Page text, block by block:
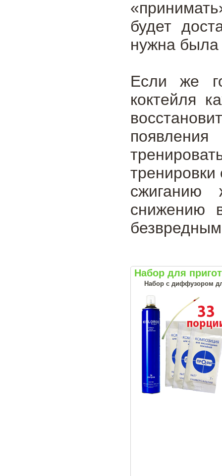
будет
нужна была
Если же
коктейля
тренировки
сжиганию
снижению
Набор для
Набор с диффузором